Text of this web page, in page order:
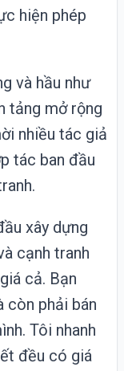
hiện phép
và hầu như
tảng mở rộng
nhiều tác giả
tác ban đầu
xây dựng
cạnh tranh
cả. Bạn
còn phải bán
Tôi nhanh
đều có giá